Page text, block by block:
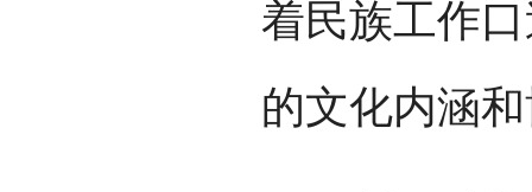
着民族工作
的文化内涵